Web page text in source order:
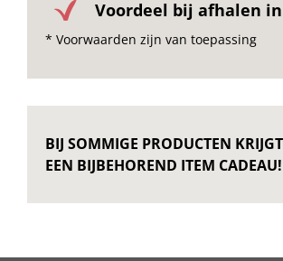
Voordeel bij afhalen
* Voorwaarden zijn van toepassing
BIJ SOMMIGE PRODUCTEN
EEN BIJBEHOREND ITEM CADEAU!